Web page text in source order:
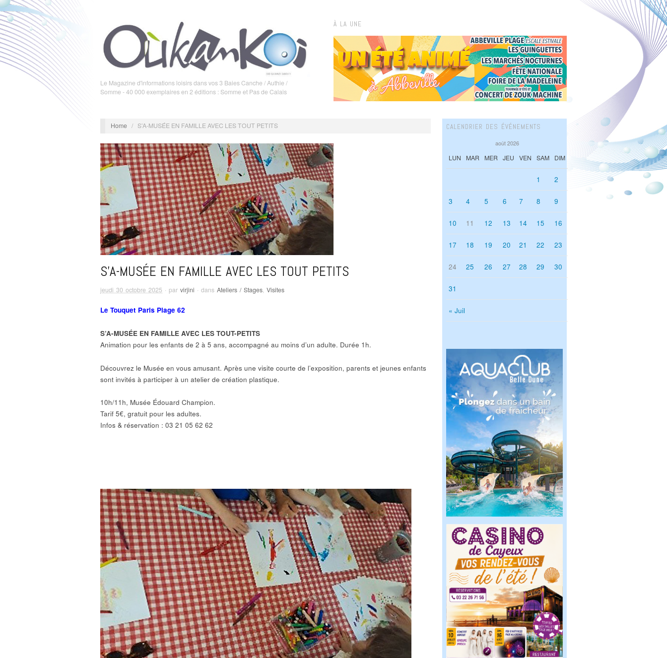
Le Magazine d'informations loisirs dans vos 3 Baies Canche / Authie /
Somme - 40 000 exemplaires en 2 éditions : Somme et Pas de Calais
À LA UNE
Home / S’A-MUSÉE EN FAMILLE AVEC LES TOUT PETITS
S’A-MUSÉE EN FAMILLE AVEC LES TOUT PETITS
jeudi 30 octobre 2025 · par virjini · dans Ateliers / Stages, Visites
Le Touquet Paris Plage 62
S’A-MUSÉE EN FAMILLE AVEC LES TOUT-PETITS
Animation pour les enfants de 2 à 5 ans, accompagné au moins d’un adulte. Durée 1h.
Découvrez le Musée en vous amusant. Après une visite courte de l’exposition, parents et jeunes enfants
sont invités à participer à un atelier de création plastique.
10h/11h, Musée Édouard Champion.
Tarif 5€, gratuit pour les adultes.
Infos & réservation : 03 21 05 62 62
CALENDRIER DES ÉVÉNEMENTS
août 2026
LUN MAR MER JEU VEN SAM DIM
« Juil
1 2
3 4 5 6 7 8 9
10 11 12 13 14 15 16
17 18 19 20 21 22 23
24 25 26 27 28 29 30
31